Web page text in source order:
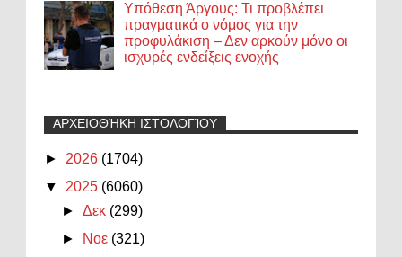
Υπόθεση Άργους: Τι προβλέπει
πραγματικά ο νόμος για την
προφυλάκιση – Δεν αρκούν μόνο οι
ισχυρές ενδείξεις ενοχής
ΑΡΧΕΙΟΘΉΚΗ ΙΣΤΟΛΟΓΊΟΥ
► 2026 (1704)
▼ 2025 (6060)
►Δεκ (299)
►
Νοε (321)